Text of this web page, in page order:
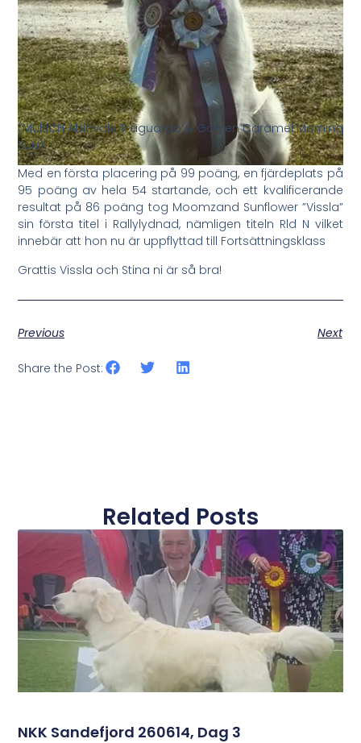
(MultiCH Abinvale Traguardo & Golden Caramel Morning
Sun)
Med en första placering på 99 poäng, en fjärdeplats på
95 poäng av hela 54 startande, och ett kvalificerande
resultat på 86 poäng tog Moomzand Sunflower ”Vissla”
sin första titel i Rallylydnad, nämligen titeln Rld N vilket
innebär att hon nu är uppflyttad till Fortsättningsklass
Grattis Vissla och Stina ni är så bra!
Previous Next
Share the Post:
Related Posts
NKK Sandefjord 260614, Dag 3